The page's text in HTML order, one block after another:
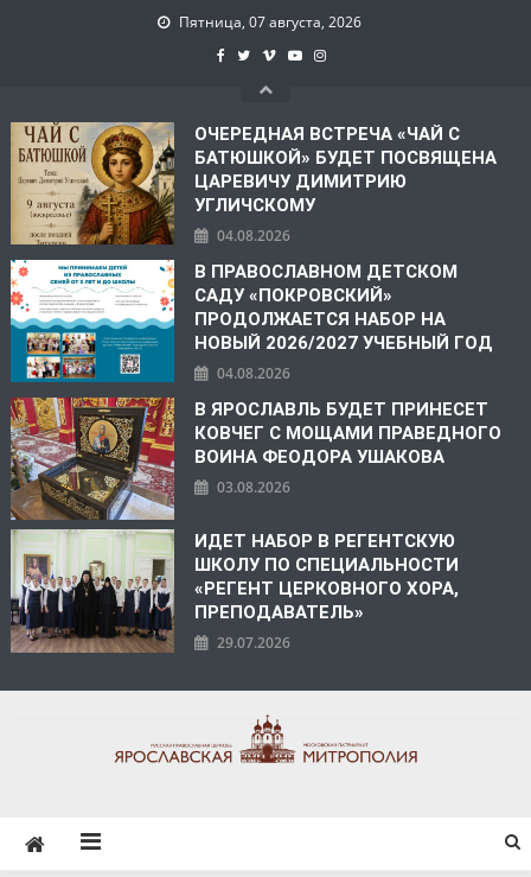
Пятница, 07 августа, 2026
ОЧЕРЕДНАЯ ВСТРЕЧА «ЧАЙ С
БАТЮШКОЙ» БУДЕТ ПОСВЯЩЕНА
ЦАРЕВИЧУ ДИМИТРИЮ
УГЛИЧСКОМУ
04.08.2026
В ПРАВОСЛАВНОМ ДЕТСКОМ
САДУ «ПОКРОВСКИЙ»
ПРОДОЛЖАЕТСЯ НАБОР НА
НОВЫЙ 2026/2027 УЧЕБНЫЙ ГОД
04.08.2026
В ЯРОСЛАВЛЬ БУДЕТ ПРИНЕСЕТ
КОВЧЕГ С МОЩАМИ ПРАВЕДНОГО
ВОИНА ФЕОДОРА УШАКОВА
03.08.2026
ИДЕТ НАБОР В РЕГЕНТСКУЮ
ШКОЛУ ПО СПЕЦИАЛЬНОСТИ
«РЕГЕНТ ЦЕРКОВНОГО ХОРА,
ПРЕПОДАВАТЕЛЬ»
29.07.2026